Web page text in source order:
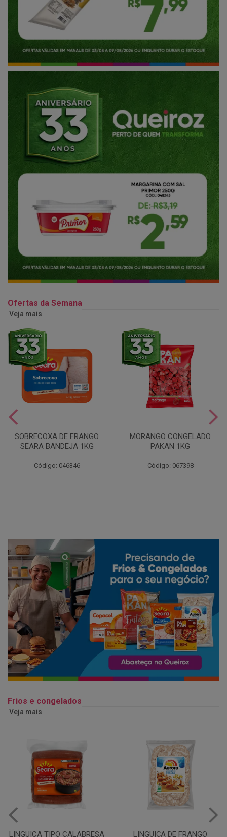
Ofertas da Semana
Veja mais
SOBRECOXA DE FRANGO
SEARA BANDEJA 1KG
Código: 046346
MORANGO CONGELADO
PAKAN 1KG
Código: 067398
Frios e congelados
Veja mais
LINGUIÇA DE FRANGO QUEIJO MUSSARELA